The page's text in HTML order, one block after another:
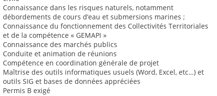
Connaissance dans les risques naturels, notamment
débordements de cours d’eau et submersions marines ;
Connaissance du fonctionnement des Collectivités Territoriales
et de la compétence « GEMAPI »
Connaissance des marchés publics
Conduite et animation de réunions
Compétence en coordination générale de projet
Maîtrise des outils informatiques usuels (Word, Excel, etc…) et
outils SIG et bases de données appréciées
Permis B exigé